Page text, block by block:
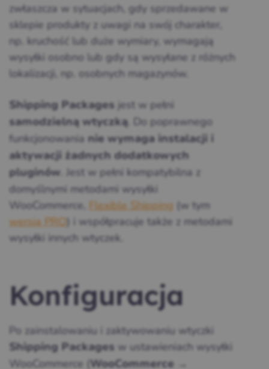
zwłaszcza w sytuacjach, gdy sprzedawane w
sklepie produkty z uwagi na swój charakter,
np. kruchość lub duże wymiary, wymagają
wysyłki osobno lub gdy są wysyłane z różnych
lokalizacji, np. osobnych magazynów.
Shipping Packages jest w pełni
samodzielną wtyczką. Do poprawnego
funkcjonowania nie wymaga instalacji i
aktywacji żadnych dodatkowych
pluginów
. Jest w pełni kompatybilna z
domyślnymi metodami wysyłki
WooCommerce, Flexible Shipping (w tym
wersją PRO) i współpracuje także z metodami
wysyłki innych wtyczek.
Konfiguracja
Po zainstalowaniu i zaktywowaniu wtyczki
Shipping Packages w ustawieniach wysyłki
WooCommerce (
WooCommerce →